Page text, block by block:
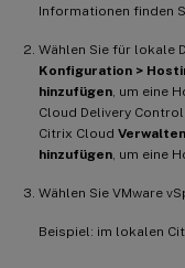
Informationen finden
Wählen Sie für lokale
Konfiguration >
hinzufügen, um eine
Cloud Delivery
Citrix Cloud
hinzufügen, um eine
Wählen Sie VMware
Beispiel: im lokalen